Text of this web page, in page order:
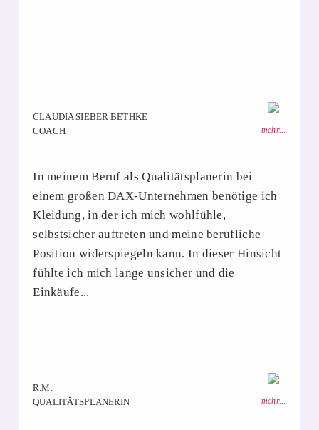
CLAUDIA SIEBER BETHKE
COACH
mehr...
In meinem Beruf als Qualitätsplanerin bei
einem großen DAX-Unternehmen benötige ich
Kleidung, in der ich mich wohlfühle,
selbstsicher auftreten und meine berufliche
Position widerspiegeln kann. In dieser Hinsicht
fühlte ich mich lange unsicher und die
Einkäufe...
R.M.
QUALITÄTSPLANERIN
mehr...